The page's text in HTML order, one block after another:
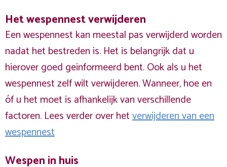
Het wespennest verwijderen
Een wespennest kan meestal pas verwijderd worden
nadat het bestreden is. Het is belangrijk dat u
hierover goed geinformeerd bent. Ook als u het
wespennest zelf wilt verwijderen. Wanneer, hoe en
óf u het moet is afhankelijk van verschillende
factoren. Lees verder over hetverwijderen van een
wespennest
Wespen in huis